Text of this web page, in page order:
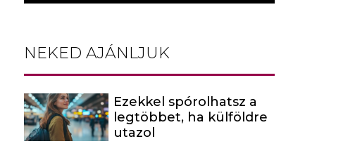
NEKED AJÁNLJUK
Ezekkel spórolhatsz a
legtöbbet, ha külföldre
utazol